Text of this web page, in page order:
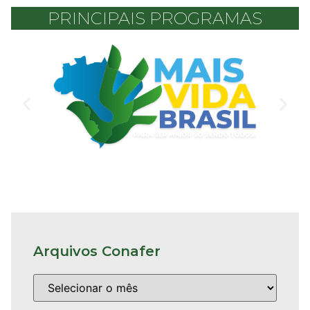
PRINCIPAIS PROGRAMAS
Arquivos Conafer